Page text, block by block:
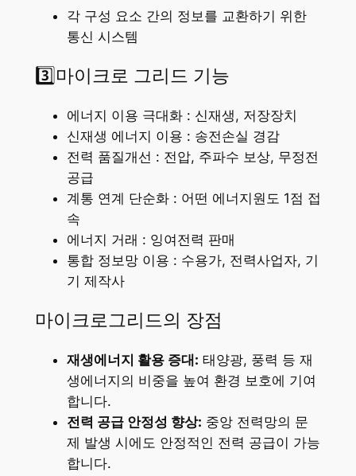
각 구성 요소 간의 정보를 교환하기 위한
통신 시스템
3️⃣마이크로 그리드 기능
에너지 이용 극대화 : 신재생, 저장장치
신재생 에너지 이용 : 송전손실 경감
전력 품질개선 : 전압, 주파수 보상, 무정전
공급
계통 연계 단순화 : 어떤 에너지원도 1점 접
속
에너지 거래 : 잉여전력 판매
통합 정보망 이용 : 수용가, 전력사업자, 기
기 제작사
마이크로그리드의 장점
재생에너지 활용 증대: 태양광, 풍력 등 재
생에너지의 비중을 높여 환경 보호에 기여
합니다.
전력 공급 안정성 향상: 중앙 전력망의 문
제 발생 시에도 안정적인 전력 공급이 가능
합니다.